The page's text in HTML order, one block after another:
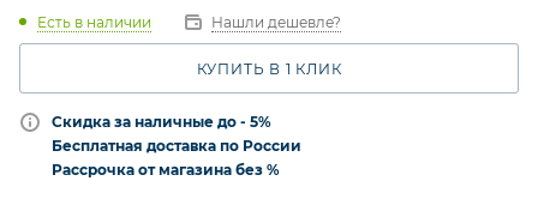
Есть в наличии Нашли дешевле?
КУПИТЬ В 1 КЛИК
Скидка за наличные до - 5%
Бесплатная доставка по России
Рассрочка от магазина без %